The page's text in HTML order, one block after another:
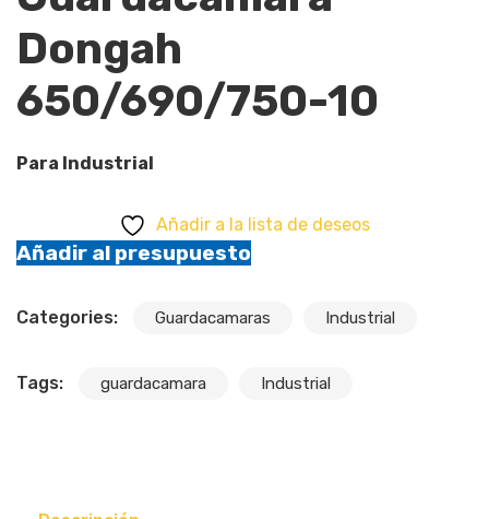
Dongah
650/690/750-10
Para Industrial
Añadir a la lista de deseos
Añadir al presupuesto
Categories: Guardacamaras Industrial
Tags: guardacamara Industrial